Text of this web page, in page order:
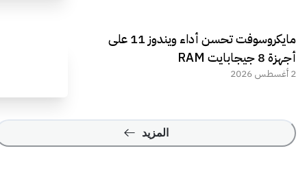
مايكروسوفت تحسن أداء ويندوز 11 على
أجهزة 8 جيجابايت RAM
2 أغسطس 2026
المزيد